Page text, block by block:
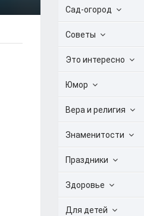
Сад-огород
Советы
Это интересно
Юмор
Вера и религия
Знаменитости
Праздники
Здоровье
Для детей